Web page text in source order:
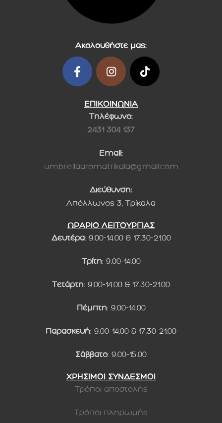
Ακολουθήστε μας:
ΕΠΙΚΟΙΝΩΝΙΑ
Τηλέφωνο:
2431 304 137
Email:
umbrellaaromatrikala@gmail.com
Διεύθυνση:
Απόλλωνος 3, Τρίκαλα
ΩΡΑΡΙΟ ΛΕΙΤΟΥΡΓΙΑΣ
Δευτέρα: 9.00-14.00 & 17.30-21.00
Τρίτη: 9.00-14.00
Τετάρτη: 9.00-14.00 & 17.30-21.00
Πέμπτη: 9.00-14.00
Παρασκευή: 9.00-14.00 & 17.30-21.00
Σάββατο: 9.00-15.00
ΧΡΗΣΙΜΟΙ ΣΥΝΔΕΣΜΟΙ
Τρόποι αποστολής
Τρόποι πληρωμής